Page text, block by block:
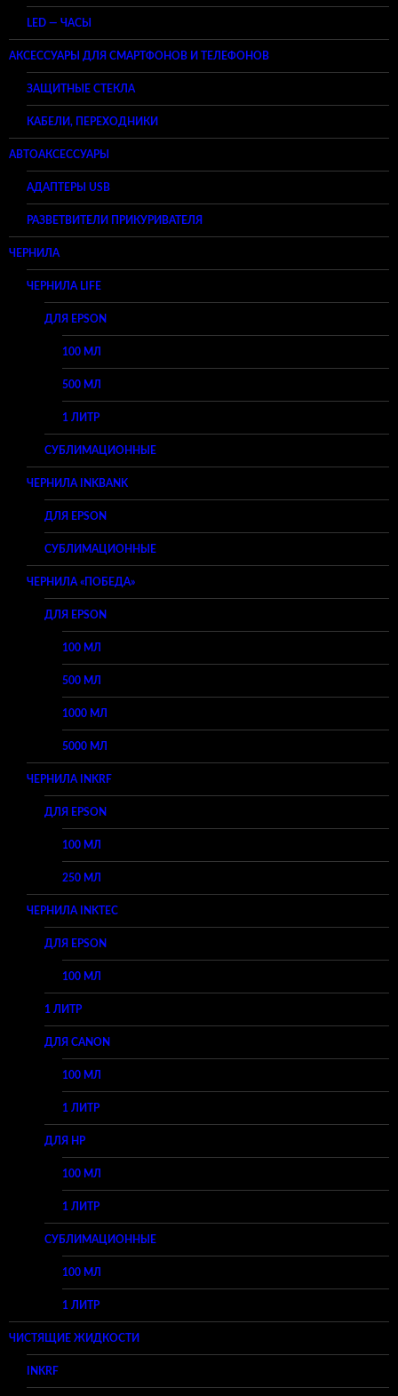
LED — ЧАСЫ
АКСЕССУАРЫ ДЛЯ СМАРТФОНОВ И ТЕЛЕФОНОВ
ЗАЩИТНЫЕ СТЕКЛА
КАБЕЛИ, ПЕРЕХОДНИКИ
АВТОАКСЕССУАРЫ
АДАПТЕРЫ USB
РАЗВЕТВИТЕЛИ ПРИКУРИВАТЕЛЯ
ЧЕРНИЛА
ЧЕРНИЛА LIFE
ДЛЯ EPSON
100 МЛ
500 МЛ
1 ЛИТР
СУБЛИМАЦИОННЫЕ
ЧЕРНИЛА INKBANK
ДЛЯ EPSON
СУБЛИМАЦИОННЫЕ
ЧЕРНИЛА «ПОБЕДА»
ДЛЯ EPSON
100 МЛ
500 МЛ
1000 МЛ
5000 МЛ
ЧЕРНИЛА INKRF
ДЛЯ EPSON
100 МЛ
250 МЛ
ЧЕРНИЛА INKTEC
ДЛЯ EPSON
100 МЛ
1 ЛИТР
ДЛЯ CANON
100 МЛ
1 ЛИТР
ДЛЯ HP
100 МЛ
1 ЛИТР
СУБЛИМАЦИОННЫЕ
100 МЛ
1 ЛИТР
ЧИСТЯЩИЕ ЖИДКОСТИ
INKRF